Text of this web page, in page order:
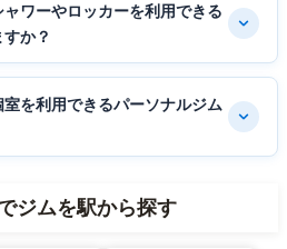
ワーやロッカーを利用できる
か？
を利用できるパーソナルジム
ジムを駅から探す